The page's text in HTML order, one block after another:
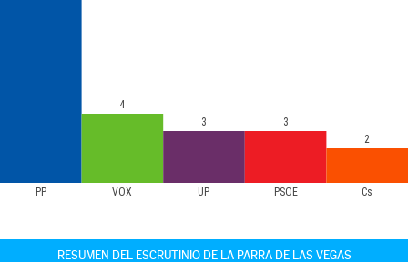
PP VOX UP PSOE Cs
4
3
3
2
RESUMEN DEL ESCRUTINIO DE LA PARRA DE LAS VEGAS